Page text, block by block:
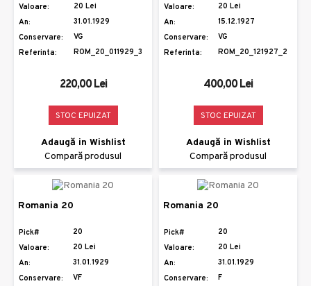
Valoare:
20 Lei
An:
31.01.1929
Conservare:
VG
Referinta:
ROM_20_011929_3
220,00 Lei
STOC EPUIZAT
Adaugă in Wishlist
Compară produsul
Valoare:
20 Lei
An:
15.12.1927
Conservare:
VG
Referinta:
ROM_20_121927_2
400,00 Lei
STOC EPUIZAT
Adaugă in Wishlist
Compară produsul
Romania 20
Pick#
20
Valoare:
20 Lei
An:
31.01.1929
Conservare:
VF
Romania 20
Pick#
20
Valoare:
20 Lei
An:
31.01.1929
Conservare:
F